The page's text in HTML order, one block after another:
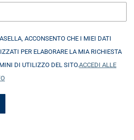
ACCONSENTO CHE I MIEI DATI
PER ELABORARE LA MIA RICHIESTA
DI UTILIZZO DEL SITO.ACCEDI ALLE